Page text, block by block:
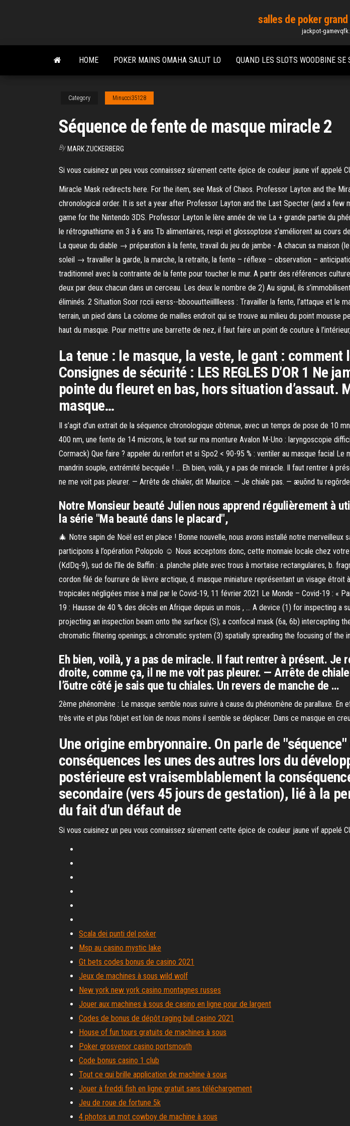
content
salles de poker
jackpot-
HOME POKER MAINS OMAHA SALUT LO QUAND LES SLOTS WOODBINE SE
Category Minucci35128
Séquence de fente de masque miracle 2
By MARK ZUCKERBERG
Si vous cuisinez un peu vous connaissez sûrement cette épice de couleur jaune vif appelé
Miracle Mask redirects here. For the item, see Mask of Chaos. Professor Layton and the
chronological order. It is set a year after Professor Layton and the Last Specter (and a
game for the Nintendo 3DS. Professor Layton le lère année de vie La + grande partie du
le rétrognathisme en 3 à 6 ans Tb alimentaires, respi et glossoptose s'améliorent au cours
La queue du diable → préparation à la fente, travail du jeu de jambe - A chacun sa maison
soleil → travailler la garde, la marche, la retraite, la fente – réflexe – observation –
traditionnel avec la contrainte de la fente pour toucher le mur. A partir des références
deux par deux chacun dans un cerceau. Les deux le nombre de 2) Au signal, ils
éliminés. 2 Situation Soor rccii eerss--bboouutteiilllleess : Travailler la fente, l’attaque et le
terrain, un pied dans La colonne de mailles endroit qui se trouve au milieu du point mousse
haut du masque. Pour mettre une barrette de nez, il faut faire un point de couture à
La tenue : le masque, la veste, le gant :
Consignes de sécurité : LES REGLES D’OR 1 Ne
pointe du fleuret en bas, hors situation d’assaut.
masque…
Il s’agit d’un extrait de la séquence chronologique obtenue, avec un temps de pose de 10
400 nm, une fente de 14 microns, le tout sur ma monture Avalon M-Uno : laryngoscopie
Cormack) Que faire ? appeler du renfort et si Spo2 < 90-95 % : ventiler au masque facial
mandrin souple, extrémité becquée ! … Eh bien, voilà, y a pas de miracle. Il faut rentrer à
ne me voit pas pleurer. — Arrête de chialer, dit Maurice. — Je chiale pas. — æuõnd tu
Notre Monsieur beauté Julien nous apprend régulièrement à
la série "Ma beauté dans le placard",
🎄 Notre sapin de Noël est en place ! Bonne nouvelle, nous avons installé notre merveilleux
participons à l’opération Polopolo ☺️ Nous acceptons donc, cette monnaie locale chez
(KdDq-9), sud de l'île de Baffin : a. planche plate avec trous à mortaise rectangulaires, b.
cordon filé de fourrure de lièvre arctique, d. masque miniature représentant un visage
tropicales négligées mise à mal par le Covid-19, 11 février 2021 Le Monde – Covid-19 : «
19 : Hausse de 40 % des décès en Afrique depuis un mois , … A device (1) for inspecting
projecting an inspection beam onto the surface (S); a confocal mask (6a, 6b) intercepting
chromatic filtering openings; a chromatic system (3) spatially spreading the focusing of the
Eh bien, voilà, y a pas de miracle. Il faut rentrer à présent. Je
droite, comme ça, il ne me voit pas pleurer. — Arrête de
l’õutre côté je sais que tu chiales. Un revers de manche de …
2ème phénomène : Le masque semble nous suivre à cause du phénomène de parallaxe.
très vite et plus l’objet est loin de nous moins il semble se déplacer. Dans ce masque en
Une origine embryonnaire. On parle de
conséquences les unes des autres lors du
postérieure est vraisemblablement la
secondaire (vers 45 jours de gestation), lié à la
du fait d'un défaut de
Si vous cuisinez un peu vous connaissez sûrement cette épice de couleur jaune vif appelé
Scala dei punti del poker
Msp au casino mystic lake
Gt bets codes bonus de casino 2021
Jeux de machines à sous wild wolf
New york new york casino montagnes russes
Jouer aux machines à sous de casino en ligne pour de largent
Codes de bonus de dépôt raging bull casino 2021
House of fun tours gratuits de machines à sous
Poker grosvenor casino portsmouth
Code bonus casino 1 club
Tout ce qui brille application de machine à sous
Jouer à freddi fish en ligne gratuit sans téléchargement
Jeu de roue de fortune 5k
4 photos un mot cowboy de machine à sous